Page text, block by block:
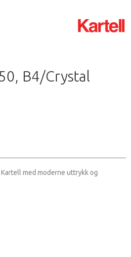
B4/Crystal
med moderne uttrykk og